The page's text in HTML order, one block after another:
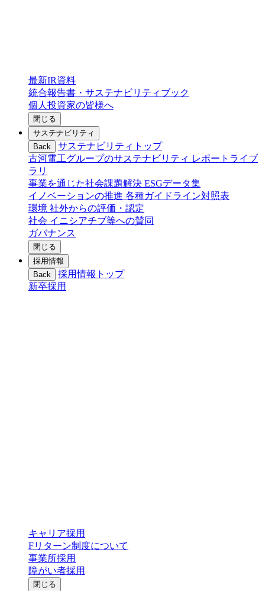
最新IR資料
統合報告書・サステナビリティブック
個人投資家の皆様へ
閉じる
サステナビリティ
Back
サステナビリティトップ
古河電工グループのサステナビリティ レポートライブ
ラリ
事業を通じた社会課題解決 ESGデータ集
イノベーションの推進 各種ガイドライン対照表
環境 社外からの評価・認定
社会 イニシアチブ等への賛同
ガバナンス
閉じる
採用情報
Back
採用情報トップ
新卒採用
キャリア採用
Fリターン制度について
事業所採用
障がい者採用
閉じる